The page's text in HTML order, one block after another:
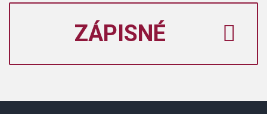
ZÁPISNÉ